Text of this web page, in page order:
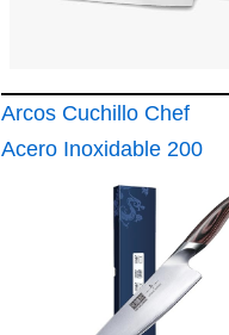
Arcos Cuchillo Chef
Acero Inoxidable 200